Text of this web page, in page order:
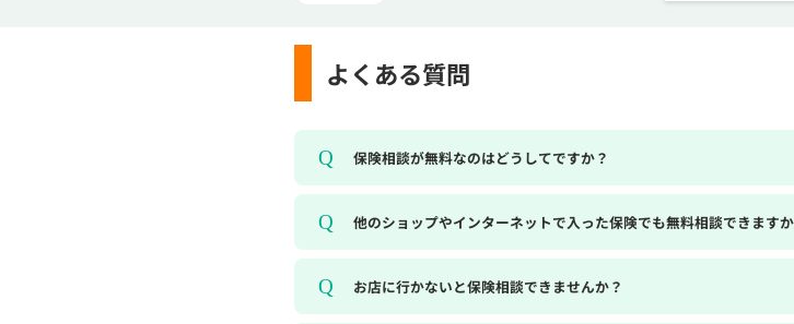
よくある質問
保険相談が無料なのはどうしてですか？
他のショップやインターネットで入った保険でも無料相談できます
お店に行かないと保険相談できませんか？